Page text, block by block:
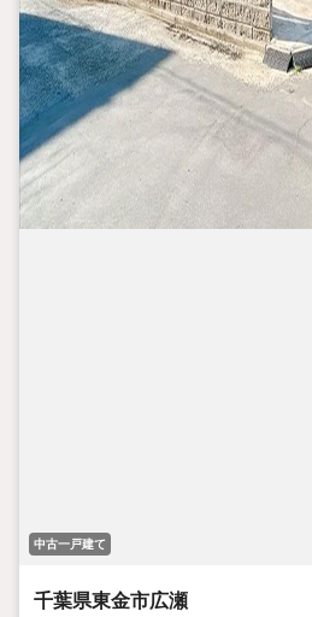
中古一戸建て
千葉県東金市広瀬